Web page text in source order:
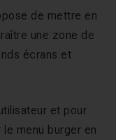
de mettre en
une zone de
écrans et
et pour
menu burger en